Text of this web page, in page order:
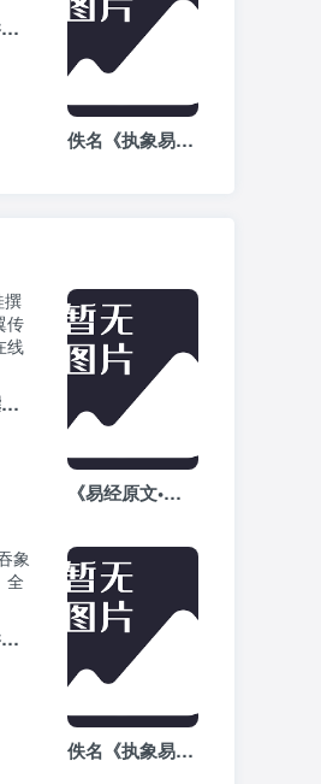
[日本]高岛吞象《高岛断易》全文阅读
佚名《执象易注》-周易白话文注解全文在线阅读
[元]胡一桂撰《周易启蒙翼传外篇》全文在线阅读
《易经原文•繁体版》全文完整版
[日本]高岛吞象《高岛断易》全文阅读
佚名《执象易注》-周易白话文注解全文在线阅读